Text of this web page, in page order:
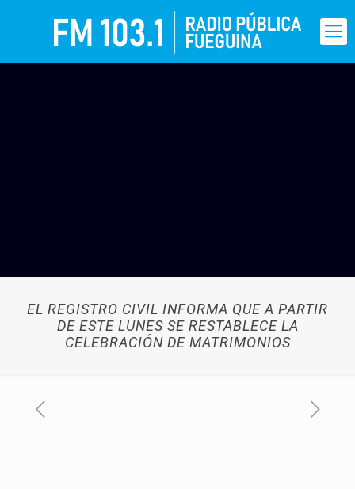
EL REGISTRO CIVIL INFORMA QUE A PARTIR
DE ESTE LUNES SE RESTABLECE LA
CELEBRACIÓN DE MATRIMONIOS